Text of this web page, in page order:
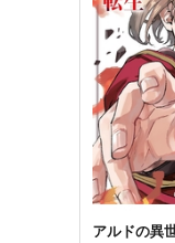
白昼夢
Adalin
専売 787円
落第忍者乱太
サンプル
アルドの異